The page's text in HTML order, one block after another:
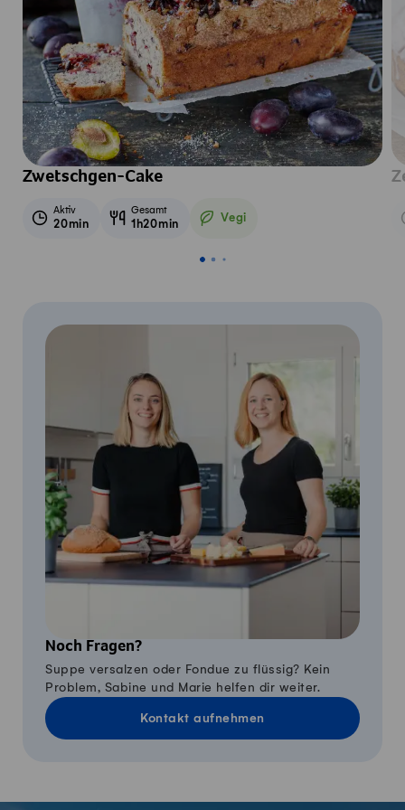
Zwetschgen-Cake
Aktiv
20min
Gesamt
1h20min Vegi
Vegetarisch
Noch Fragen?
Suppe versalzen oder Fondue zu flüssig? Kein
Problem, Sabine und Marie helfen dir weiter.
Kontakt aufnehmen